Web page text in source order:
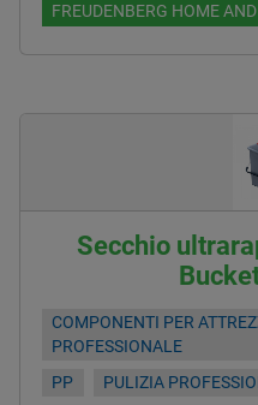
FREUDENBERG HOME
Secchio
COMPONENTI PER
PROFESSIONALE
PP
PULIZIA